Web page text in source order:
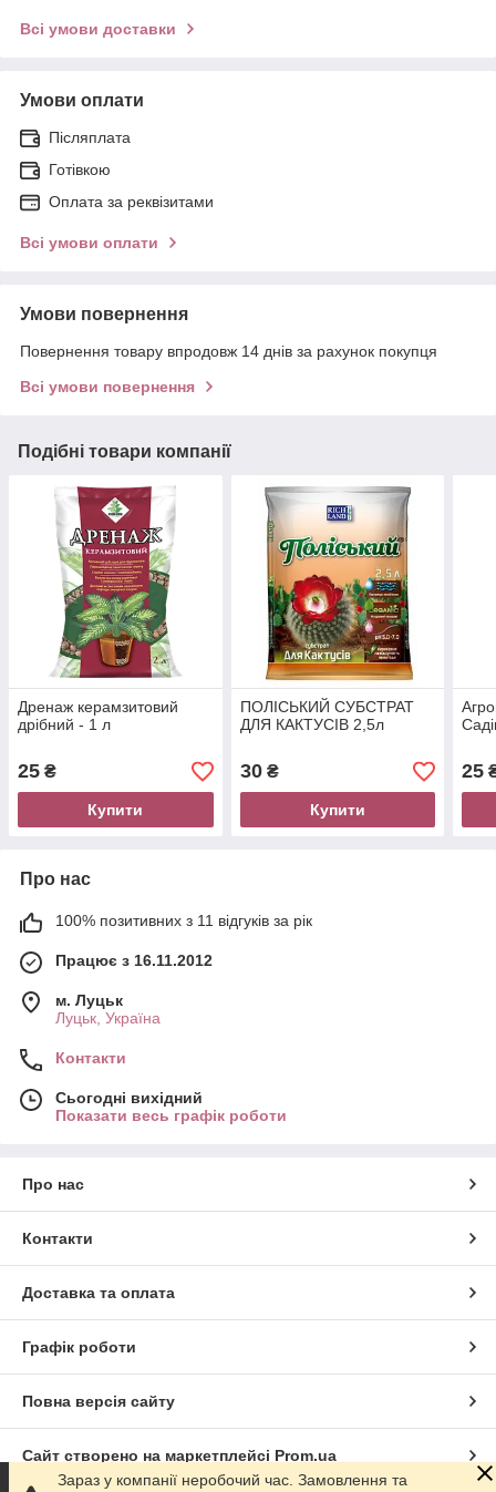
Всі умови доставки
Умови оплати
Післяплата
Готівкою
Оплата за реквізитами
Всі умови оплати
Умови повернення
Повернення товару впродовж 14 днів за рахунок покупця
Всі умови повернення
Подібні товари компанії
Дренаж керамзитовий
дрібний - 1 л
25 ₴
Купити
ПОЛІСЬКИЙ СУБСТРАТ
ДЛЯ КАКТУСІВ 2,5л
30₴
Купити
25
Про нас
100% позитивних з 11 відгуків за рік
Працює з 16.11.2012
м. Луцьк
Луцьк, Україна
Контакти
Сьогодні вихідний
Показати весь графік роботи
Про нас
Контакти
Доставка та оплата
Графік роботи
Повна версія сайту
Сайт створено на маркетплейсі Prom.ua
Зараз у компанії неробочий час. Замовлення та